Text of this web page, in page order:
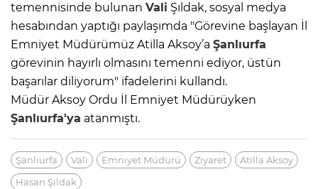
temennisinde bulunan Vali Şıldak, sosyal medya
hesabından yaptığı paylaşımda "Görevine başlayan İl
Emniyet Müdürümüz Atilla Aksoy’a Şanlıurfa
görevinin hayırlı olmasını temenni ediyor, üstün
başarılar diliyorum" ifadelerini kullandı.
Müdür Aksoy Ordu İl Emniyet Müdürüyken
Şanlıurfa'ya atanmıştı.
Şanlıurfa Vali Emniyet Müdürü Ziyaret
Atilla Aksoy
Hasan Şıldak